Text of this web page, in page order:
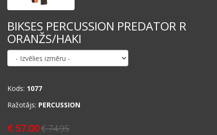
BIKSES PERCUSSION PREDATOR R
ORANŽS/HAKI
Kods: 1077
Ražotājs: PERCUSSION
€ 57.00€ 74.95